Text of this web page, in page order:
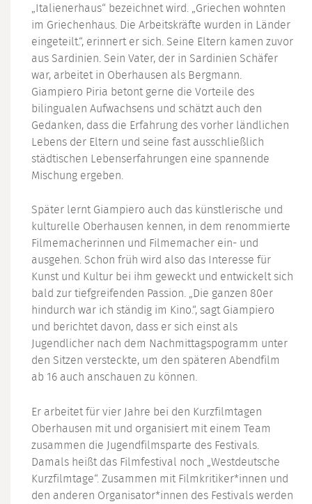
„Italienerhaus“ bezeichnet wird. „Griechen wohnten
im Griechenhaus. Die Arbeitskräfte wurden in Länder
eingeteilt.“, erinnert er sich. Seine Eltern kamen zuvor
aus Sardinien. Sein Vater, der in Sardinien Schäfer
war, arbeitet in Oberhausen als Bergmann.
Giampiero Piria betont gerne die Vorteile des
bilingualen Aufwachsens und schätzt auch den
Gedanken, dass die Erfahrung des vorher ländlichen
Lebens der Eltern und seine fast ausschließlich
städtischen Lebenserfahrungen eine spannende
Mischung ergeben.
Später lernt Giampiero auch das künstlerische und
kulturelle Oberhausen kennen, in dem renommierte
Filmemacherinnen und Filmemacher ein- und
ausgehen. Schon früh wird also das Interesse für
Kunst und Kultur bei ihm geweckt und entwickelt sich
bald zur tiefgreifenden Passion. „Die ganzen 80er
hindurch war ich ständig im Kino.“, sagt Giampiero
und berichtet davon, dass er sich einst als
Jugendlicher nach dem Nachmittagspogramm unter
den Sitzen versteckte, um den späteren Abendfilm
ab 16 auch anschauen zu können.
Er arbeitet für vier Jahre bei den Kurzfilmtagen
Oberhausen mit und organisiert mit einem Team
zusammen die Jugendfilmsparte des Festivals.
Damals heißt das Filmfestival noch „Westdeutsche
Kurzfilmtage“. Zusammen mit Filmkritiker*innen und
den anderen Organisator*innen des Festivals werden